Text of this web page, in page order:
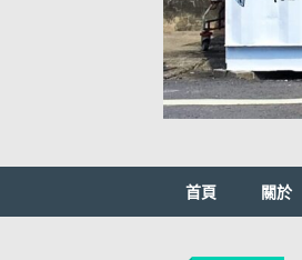
首頁 關於